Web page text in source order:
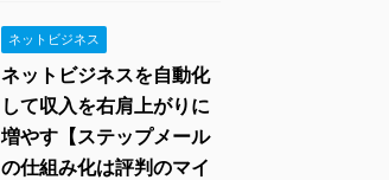
ネットビジネス
ネットビジネスを自動化
して収入を右肩上がりに
増やす【ステップメール
の仕組み化は評判のマイ